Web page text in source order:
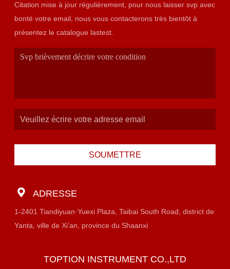
Citation mise à jour régulièrement, pour nous laisser svp avec
bonté votre email, nous vous contacterons très bientôt à
présentez le catalogue lastest.
SOUMETTRE
ADRESSE
1-2401 Tiandiyuan·Yuexi Plaza, Taibai South Road, district de
Yanta, ville de Xi'an, province du Shaanxi
TOPTION INSTRUMENT CO.,LTD